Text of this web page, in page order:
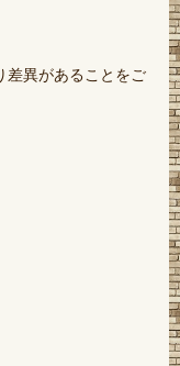
差異があることをご